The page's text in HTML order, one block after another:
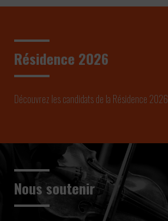
Résidence 2026
Découvrez les candidats de la Résidence 2026
Nous soutenir